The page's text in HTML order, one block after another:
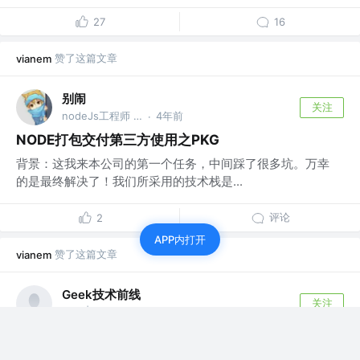
27 16
vianem 赞了这篇文章
别闹
nodeJs工程师 @易书 · 4年前
关注
NODE打包交付第三方使用之PKG
背景：这我来本公司的第一个任务，中间踩了很多坑。万幸
的是最终解决了！我们所采用的技术栈是...
2 评论
vianem 赞了这篇文章
Geek技术前线
关注
APP内打开